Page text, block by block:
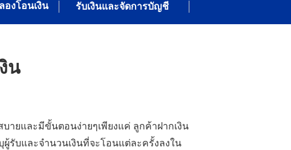
องโอนเงิน รับเงินและจัดการบัญชี
น
ายและมีขั้นตอนง่ายๆเพียงแค่ ลูกค้าฝากเงิน
ผู้รับและจำนวนเงินที่จะโอนแต่ละครั้งลงใน